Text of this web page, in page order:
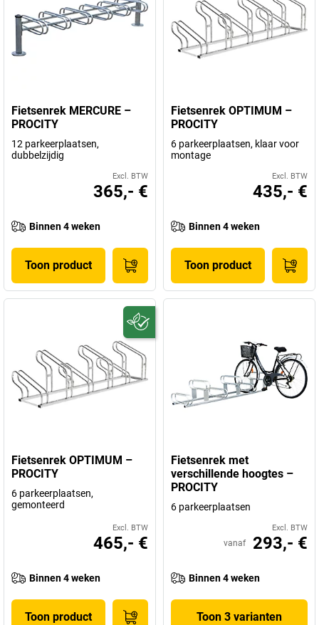
Fietsenrek MERCURE –
PROCITY
12 parkeerplaatsen,
dubbelzijdig
Excl. BTW
365,- €
Binnen 4 weken
Toon product
Fietsenrek OPTIMUM –
PROCITY
6 parkeerplaatsen, klaar voor
montage
Excl. BTW
435,- €
Binnen 4 weken
Toon product
Fietsenrek OPTIMUM –
PROCITY
6 parkeerplaatsen,
gemonteerd
Excl. BTW
465,- €
Binnen 4 weken
Toon product
Fietsenrek met
verschillende hoogtes –
PROCITY
6 parkeerplaatsen
Excl. BTW
vanaf 293,- €
Binnen 4 weken
Toon 3 varianten